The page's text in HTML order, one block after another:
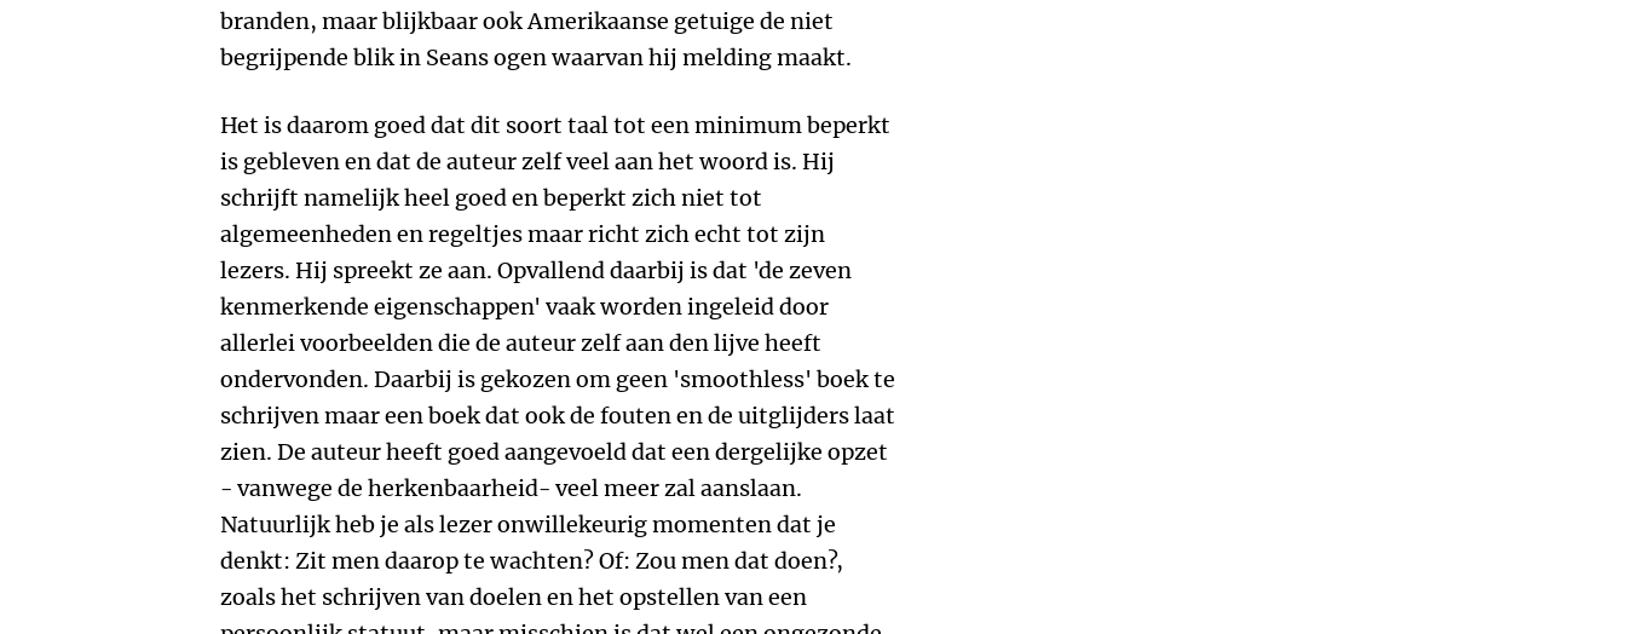
branden, maar blijkbaar ook Amerikaanse getuige de niet
begrijpende blik in Seans ogen waarvan hij melding maakt.
Het is daarom goed dat dit soort taal tot een minimum beperkt
is gebleven en dat de auteur zelf veel aan het woord is. Hij
schrijft namelijk heel goed en beperkt zich niet tot
algemeenheden en regeltjes maar richt zich echt tot zijn
lezers. Hij spreekt ze aan. Opvallend daarbij is dat 'de zeven
kenmerkende eigenschappen' vaak worden ingeleid door
allerlei voorbeelden die de auteur zelf aan den lijve heeft
ondervonden. Daarbij is gekozen om geen 'smoothless' boek te
schrijven maar een boek dat ook de fouten en de uitglijders laat
zien. De auteur heeft goed aangevoeld dat een dergelijke opzet
- vanwege de herkenbaarheid- veel meer zal aanslaan.
Natuurlijk heb je als lezer onwillekeurig momenten dat je
denkt: Zit men daarop te wachten? Of: Zou men dat doen?,
zoals het schrijven van doelen en het opstellen van een